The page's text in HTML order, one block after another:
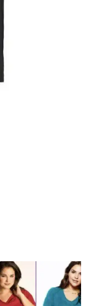
ve tarihi önemiyle
ve özgün
bir
Milli